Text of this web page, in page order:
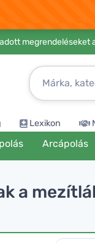
megrendeléseket
Lexikon
Arcápolás
a